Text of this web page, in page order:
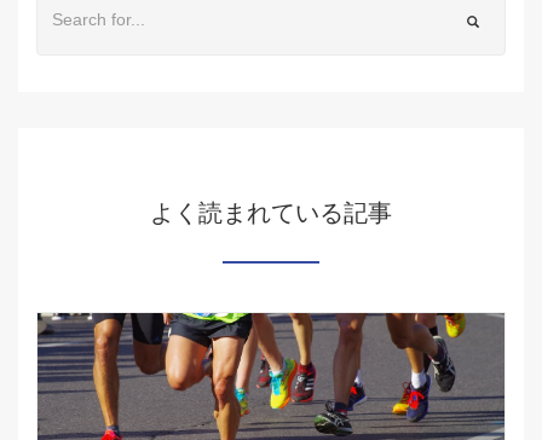
よく読まれている記事